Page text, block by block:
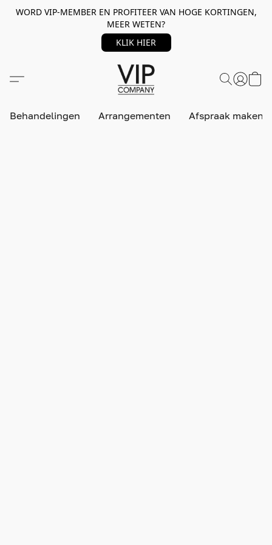
WORD VIP-MEMBER EN PROFITEER VAN HOGE KORTINGEN,
MEER WETEN?
KLIK HIER
Behandelingen Arrangementen Afspraak maken